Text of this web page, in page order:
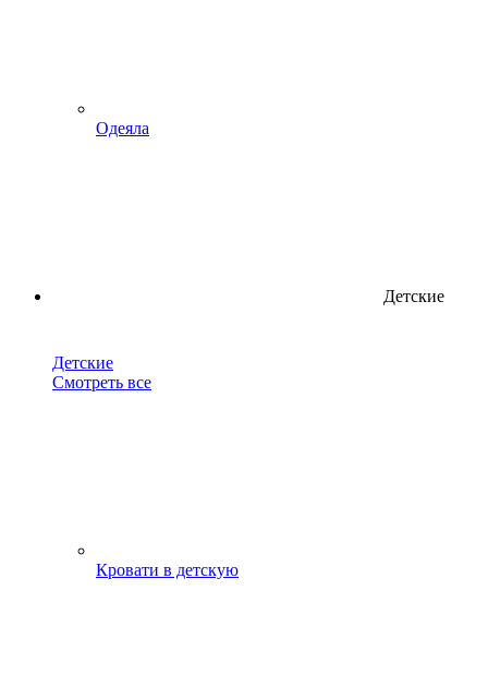
Одеяла
Детские
Детские
Смотреть все
Кровати в детскую